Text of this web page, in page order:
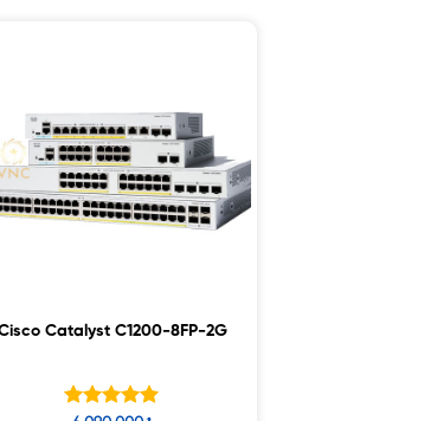
Catalyst C1200-8FP-2G